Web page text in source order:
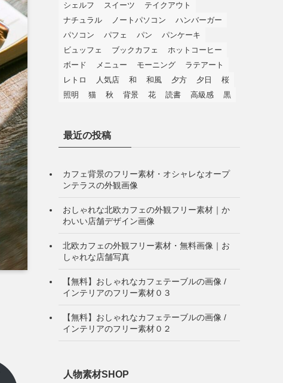
シェルフ
スイーツ
テイクアウト
ナチュラル
ノートパソコン
ハンバーガー
パソコン
パフェ パン
パンケーキ
ビュッフェ
ブックカフェ
ホットコーヒー
ボード
メニュー モーニング
ラテアート
レトロ
人気店 和 和風 夕方 夕日
桜
照明
猫 秋 背景 花 読書 高級感 黒
最近の投稿
カフェ背景のフリー素材・オシャレなオープ
ンテラスの外観画像
おしゃれな北欧カフェの外観フリー素材｜か
わいい店舗デザイン画像
北欧カフェの外観フリー素材・無料画像｜お
しゃれな店舗写真
【無料】おしゃれなカフェテーブルの画像 /
インテリアのフリー素材０３
【無料】おしゃれなカフェテーブルの画像 /
インテリアのフリー素材０２
人物素材SHOP